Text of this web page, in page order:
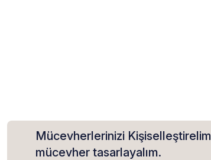
Mücevherlerinizi
mücevher tasarlayalım.